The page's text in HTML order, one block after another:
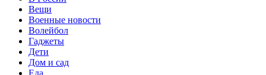
Вещи
Военные новости
Волейбол
Гаджеты
Дети
Дом и сад
Еда